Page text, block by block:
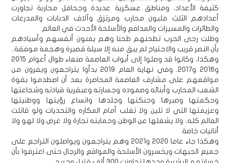
كثيفة الأعداد، ومناطق عسكرية عديدة وجحافل محاربة تجاوزت
أعدادهم الثلث مليون محارب ومرتزق وآلاف الدبابات والمدرعات
والطائرات والمسيرات والمدافع والأسلحة الأحدث في العالم.
وظلت رحى الحرب تطحنهم طحنا وهم يمنون أنفسهم وأسيادهم
بأن النصر قريب والاجتياح لم يبق منه إلا سيلة قصيرة وهجمة موفقة..
وهكذا، وكانوا قد وصلوا إلى أبواب العاصمة صنعاء طوال أعوام 2015
و2016 و2017. وفي نهاية العام 2019 بدأوا يتراجعون ويفرون من
مواقعهم على مشارف العاصمة المحاصرة بعد أن اصطدموا بقوة
الشعب المحارب وأبنائه وصموده وجسارته وعبقرية قيادته وشجاعتها
وحكمتها وصبرها وحنكتها وجلدها واتساع رؤيتها ووطنيتها
وعزيمتها التي لا تلين ولا تغلب أمام المكاره والتحديات ولو قاتلت
العالم كله، ولا يشغلها عن الوطن وحمايته تجارة ولا غرض ولا لهو ولا
أنانيات خاصة.
وهكذا جاء عاما 2020 و2021 وهم يتراجعون ويواصلون التراجع على
جميع الجبهات ويخسرون الأسلحة والمواقع والرجال حتى اعترفوا بأن